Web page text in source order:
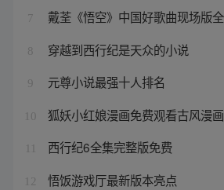
7 戴荃《悟空》中国好歌曲现场版全
8 穿越到西行纪是天众的小说
9 元尊小说最强十人排名
10 狐妖小红娘漫画免费观看古风漫画
西行纪6全集完整版免费
12 悟饭游戏厅最新版本亮点